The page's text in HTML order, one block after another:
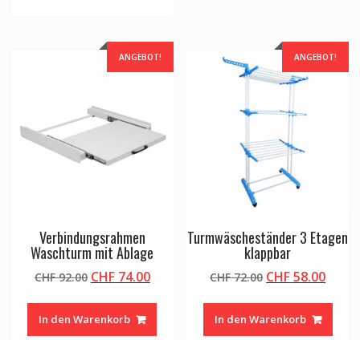
ANGEBOT!
Verbindungsrahmen
Waschturm mit Ablage
CHF92.00 Ursprünglicher
war:
CHF 92.00
CHF74.00Aktueller
In den Warenkorb
ANGEBOT!
Turmwäscheständer 3 Etagen
klappbar
CHF72.00 Ursprünglicher
war:
CHF 72.00
CHF58.00
In den Warenkorb